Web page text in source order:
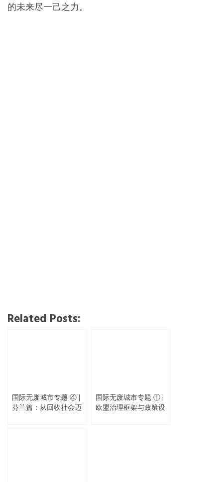
的未来尽一己之力。
Related Posts:
国际无废城市专题 ④ |
芬兰篇：从回收社会迈
国际无废城市专题 ① |
欧盟治理框架与政策设